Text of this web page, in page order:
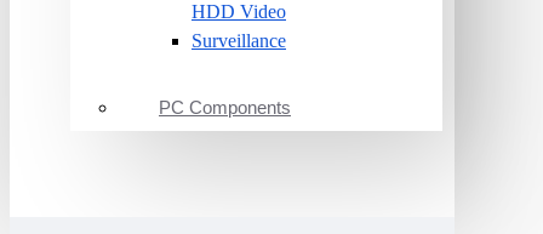
HDD Video
Surveillance
PC Components